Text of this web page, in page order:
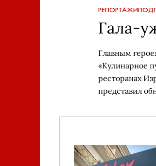
РЕПОРТАЖИ
Гала-
Главным
«Кулинарное
ресторанах
представил